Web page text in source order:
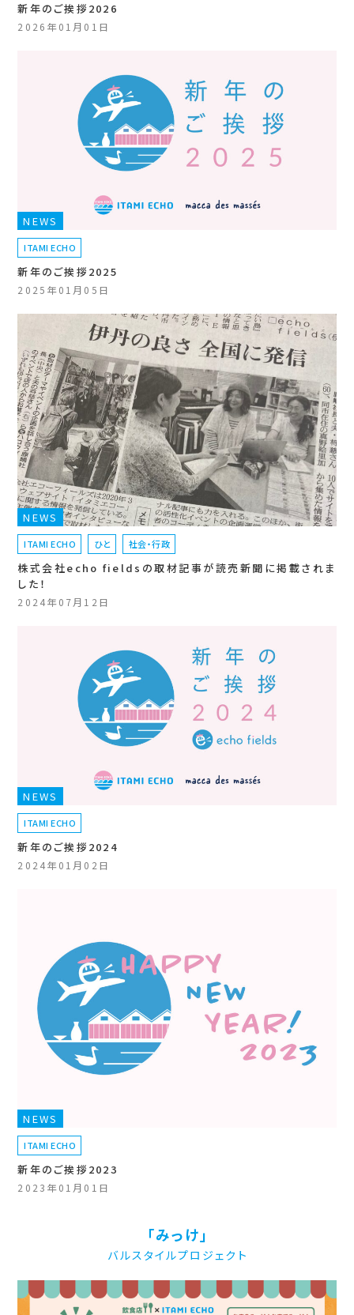
新年のご挨拶2026
2026年01月01日
NEWS
ITAMI ECHO
新年のご挨拶2025
2025年01月05日
NEWS
ITAMI ECHO ひと 社会・行政
株式会社echo fieldsの取材記事が読売新聞に掲載されま
した！
2024年07月12日
NEWS
ITAMI ECHO
新年のご挨拶2024
2024年01月02日
NEWS
ITAMI ECHO
新年のご挨拶2023
2023年01月01日
「みっけ」
バルスタイルプロジェクト